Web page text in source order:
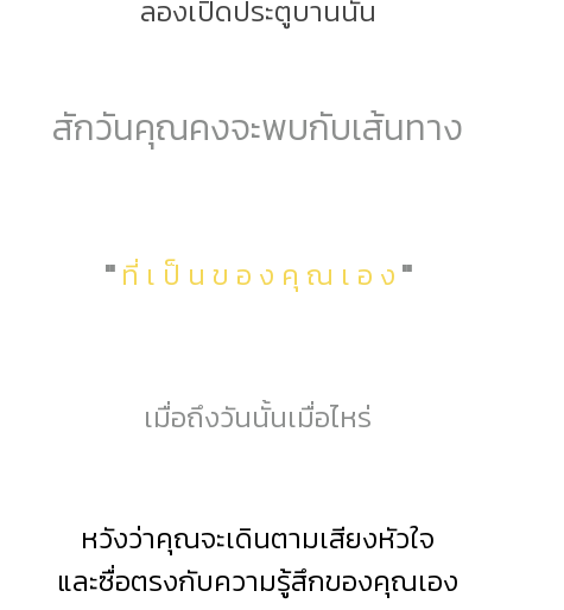
ลองเปิดประตูบานนั้น
สักวันคุณคงจะพบกับเส้นทาง
" ที่ เ ป็ น ข อ ง คุ ณ เ อ ง "
เมื่อถึงวันนั้นเมื่อไหร่
หวังว่าคุณจะเดินตามเสียงหัวใจ
และซื่อตรงกับความรู้สึกของคุณเอง